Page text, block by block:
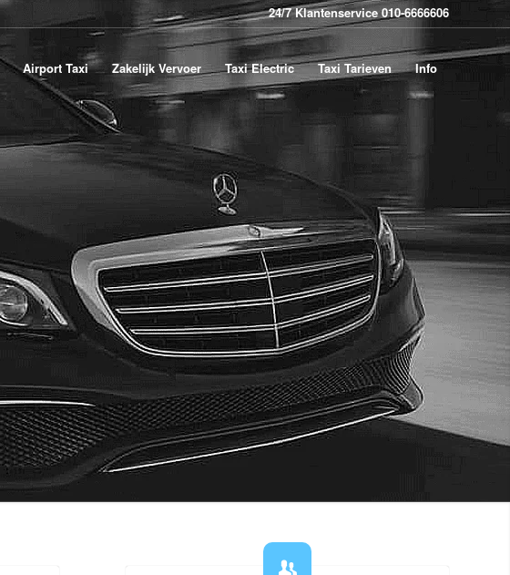
24/7 Klantenservice 010-6666606
Airport Taxi Zakelijk Vervoer Taxi Electric Taxi Tarieven Info